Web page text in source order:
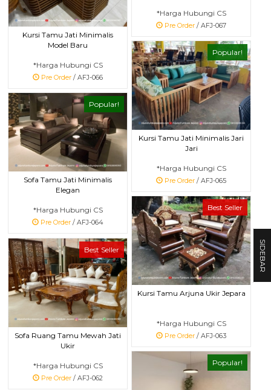
*Harga Hubungi CS
Pre Order / AFJ-067
Kursi Tamu Jati Minimalis
Model Baru
*Harga Hubungi CS
Pre Order / AFJ-066
Popular!
Kursi Tamu Jati Minimalis Jari
Jari
*Harga Hubungi CS
Pre Order / AFJ-065
Popular!
Sofa Tamu Jati Minimalis
Elegan
*Harga Hubungi CS
Pre Order / AFJ-064
Best Seller
Kursi Tamu Arjuna Ukir Jepara
*Harga Hubungi CS
Pre Order / AFJ-063
Best Seller
Sofa Ruang Tamu Mewah Jati
Ukir
*Harga Hubungi CS
Pre Order / AFJ-062
Popular!
SIDEBAR